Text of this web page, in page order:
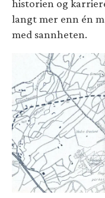
historien og
langt mer enn én
med sannheten.